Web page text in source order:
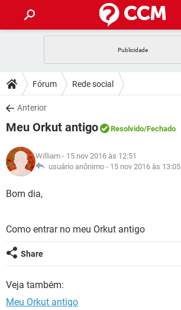
CELULAR
OUTLOOK
INSTAGRAM GMAIL
GUIA DE COMPRAS
DICAS
JOGOS
INSTAGRAM
GUIA DE COMPRAS
DOWNLOADS
JOGOS WHATSAPP
CELULAR
OUTLOOK EXCEL
INSTAGRAM
JOGOS
CELULAR
OUTLOOK
GLOSSÁRIO
JOGOS
OUTLOOK EXCEL
INSTAGRAM
Fórum Rede social
Anterior
Meu Orkut antigo Resolvido/Fechado
William - 15 nov 2016 às 12:51
usuário anônimo - 15 nov 2016 às 13:05
Bom dia,
Como entrar no meu Orkut antigo
Share
Veja também:
Meu Orkut antigo